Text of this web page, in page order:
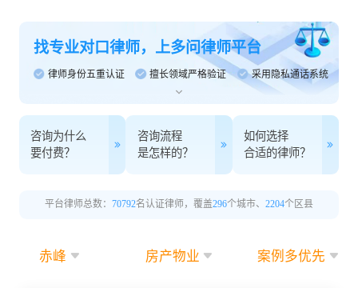
找专业对口律师，上多问律师平台
律师身份五重认证 擅长领域严格验证 采用隐私通话系统
咨询为什么
要付费？
咨询流程
是怎样的？
如何选择
合适的律师？
平台律师总数： 70792名认证律师，覆盖296个城市、 2204个区县
赤峰 房产物业 案例多优先